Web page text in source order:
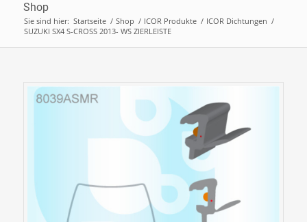
Shop
Sie sind hier: Startseite / Shop / ICOR Produkte / ICOR Dichtungen /
SUZUKI SX4 S-CROSS 2013- WS ZIERLEISTE